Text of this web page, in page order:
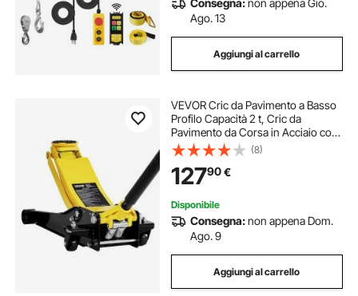
Consegna:non appena Gio.
Ago. 13
Aggiungi al carrello
VEVOR Cric da Pavimento a Basso
Profilo Capacità 2 t, Cric da
Pavimento da Corsa in Acciaio con
Pompa a Sollevamento Rapido a
Doppio Pistone, Sollevatore
Idraulico per Auto Sportive, Berline
(8)
12790€
Disponibile
Consegna:non appena Dom.
Ago. 9
Aggiungi al carrello